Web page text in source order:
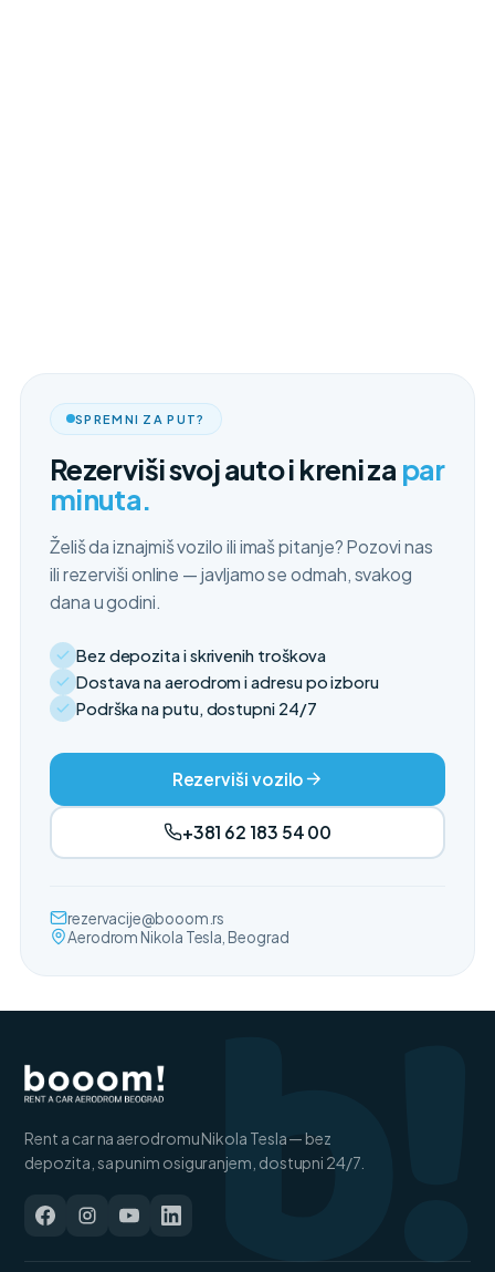
SPREMNI ZA PUT?
Rezerviši svoj auto i kreni za par
minuta.
Želiš da iznajmiš vozilo ili imaš pitanje? Pozovi nas
ili rezerviši online — javljamo se odmah, svakog
dana u godini.
Bez depozita i skrivenih troškova
Dostava na aerodrom i adresu po izboru
Podrška na putu, dostupni 24/7
Rezerviši vozilo
+381 62 183 54 00
rezervacije@booom.rs
Aerodrom Nikola Tesla, Beogradb!
Rent a car na aerodromu Nikola Tesla — bez
depozita, sa punim osiguranjem, dostupni 24/7.